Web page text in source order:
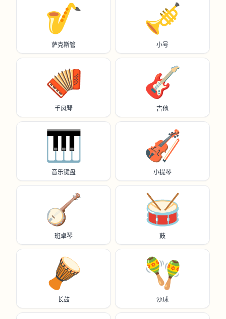
🎷
萨克斯管
🎺
小号
🪗
手风琴
🎸
吉他
🎹
音乐键盘
🎻
小提琴
🪕
班卓琴
🥁
鼓
🪘
长鼓
🪇
沙球